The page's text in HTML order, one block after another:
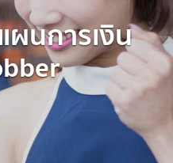
ผนการเงิน